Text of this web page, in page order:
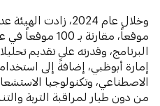
البرنامج، وقدرته على تقديم
إمارة أبوظبي، إضافةً إلى استخدام
الاصطناعي، وتكنولوجيا
من دون طيار لمراقبة التربة